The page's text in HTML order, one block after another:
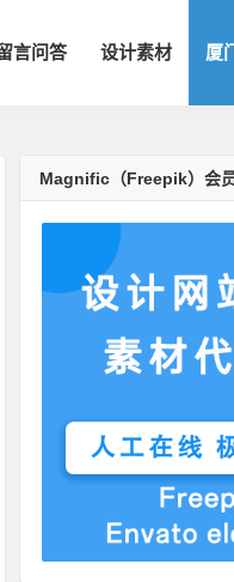
言问答 设计素材 厦
Magnific（Freepik）会